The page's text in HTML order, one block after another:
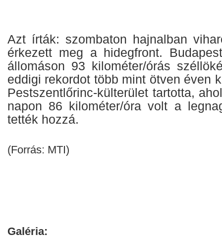
Azt írták: szombaton hajnalban
érkezett meg a hidegfront.
állomáson 93 kilométer/órás
eddigi rekordot több mint ötven éven
Pestszentlőrinc-külterület tartotta,
napon 86 kilométer/óra volt a
tették hozzá.
(Forrás: MTI)
Galéria: